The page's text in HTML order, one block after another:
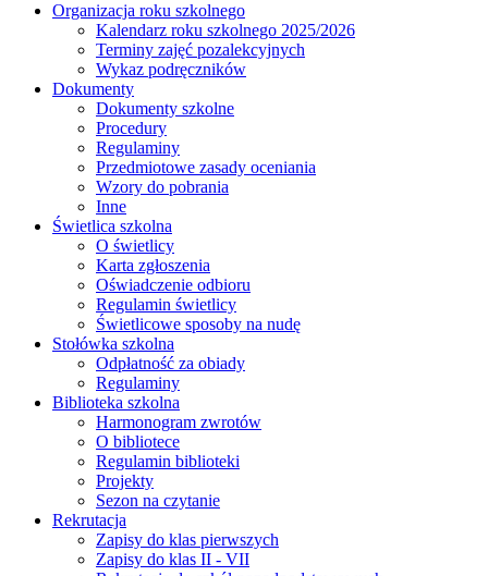
Organizacja roku szkolnego
Kalendarz roku szkolnego 2025/2026
Terminy zajęć pozalekcyjnych
Wykaz podręczników
Dokumenty
Dokumenty szkolne
Procedury
Regulaminy
Przedmiotowe zasady oceniania
Wzory do pobrania
Inne
Świetlica szkolna
O świetlicy
Karta zgłoszenia
Oświadczenie odbioru
Regulamin świetlicy
Świetlicowe sposoby na nudę
Stołówka szkolna
Odpłatność za obiady
Regulaminy
Biblioteka szkolna
Harmonogram zwrotów
O bibliotece
Regulamin biblioteki
Projekty
Sezon na czytanie
Rekrutacja
Zapisy do klas pierwszych
Zapisy do klas II - VII